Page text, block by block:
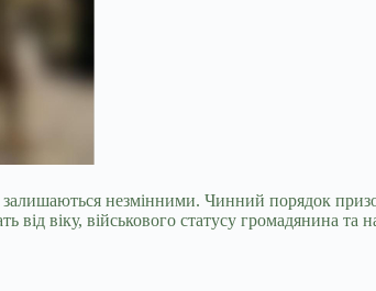
залишаються незмінними. Чинний порядок
віку, військового статусу громадянина та